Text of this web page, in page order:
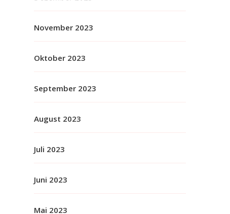
November 2023
Oktober 2023
September 2023
August 2023
Juli 2023
Juni 2023
Mai 2023